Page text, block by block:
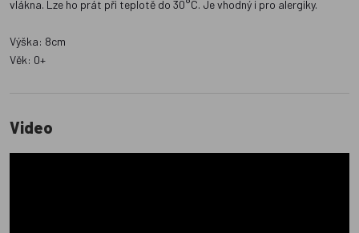
vlákna. Lze ho prát při teplotě do 30°C. Je vhodný i pro alergiky.
Výška: 8cm
Věk: 0+
Video